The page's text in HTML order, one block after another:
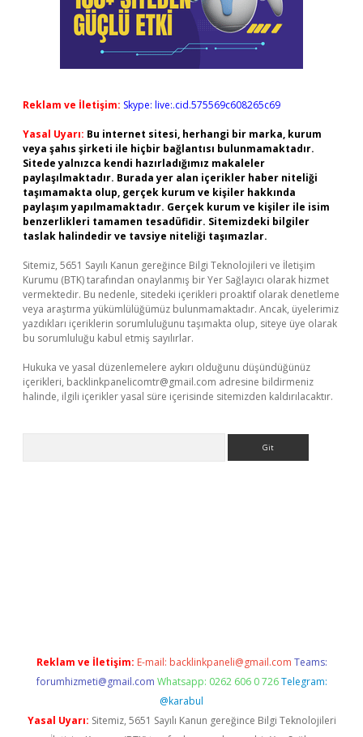
Reklam ve İletişim: Skype: live:.cid.575569c608265c69
Yasal Uyarı: Bu internet sitesi, herhangi bir marka, kurum
veya şahıs şirketi ile hiçbir bağlantısı bulunmamaktadır.
Sitede yalnızca kendi hazırladığımız makaleler
paylaşılmaktadır. Burada yer alan içerikler haber niteliği
taşımamakta olup, gerçek kurum ve kişiler hakkında
paylaşım yapılmamaktadır. Gerçek kurum ve kişiler ile isim
benzerlikleri tamamen tesadüfidir. Sitemizdeki bilgiler
taslak halindedir ve tavsiye niteliği taşımazlar.
Sitemiz, 5651 Sayılı Kanun gereğince Bilgi Teknolojileri ve İletişim
Kurumu (BTK) tarafından onaylanmış bir Yer Sağlayıcı olarak hizmet
vermektedir. Bu nedenle, sitedeki içerikleri proaktif olarak denetleme
veya araştırma yükümlülüğümüz bulunmamaktadır. Ancak, üyelerimiz
yazdıkları içeriklerin sorumluluğunu taşımakta olup, siteye üye olarak
bu sorumluluğu kabul etmiş sayılırlar.
Hukuka ve yasal düzenlemelere aykırı olduğunu düşündüğünüz
içerikleri, backlinkpanelicomtr@gmail.com adresine bildirmeniz
halinde, ilgili içerikler yasal süre içerisinde sitemizden kaldırılacaktır.
Reklam ve İletişim: E-mail: backlinkpaneli@gmail.com Teams:
forumhizmeti@gmail.com Whatsapp: 0262 606 0 726 Telegram:
@karabul
Yasal Uyarı: Sitemiz, 5651 Sayılı Kanun gereğince Bilgi Teknolojileri